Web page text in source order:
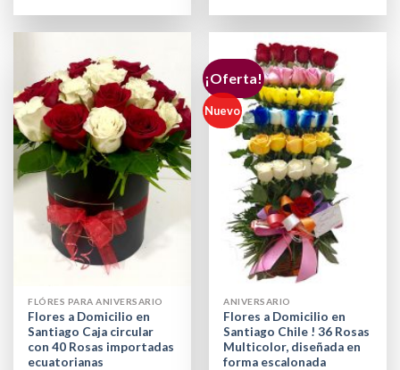
FLÓRES PARA ANIVERSARIO
Flores a Domicilio en
Santiago Caja circular
con 40 Rosas importadas
ecuatorianas
¡Oferta!
Nuevo
ANIVERSARIO
Flores a Domicilio en
Santiago Chile ! 36 Rosas
Multicolor, diseñada en
forma escalonada